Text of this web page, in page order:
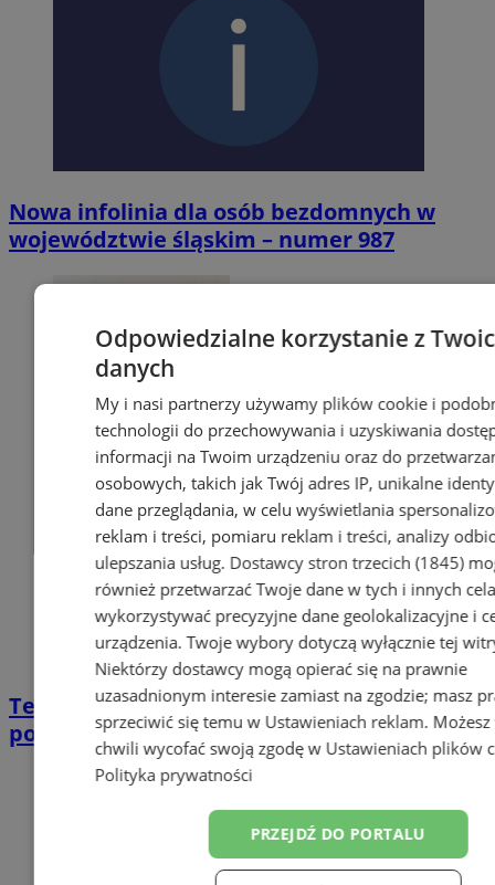
Nowa infolinia dla osób bezdomnych w
województwie śląskim – numer 987
Telefon Zaufania dla Dzieci i Młodzieży –
pomoc przez całą dobę
Odpowiedzialne korzystanie z
danych
My i nasi partnerzy używamy plików cookie i
technologii do przechowywania i uzyskiwania
informacji na Twoim urządzeniu oraz do
osobowych, takich jak Twój adres IP, unikalne
dane przeglądania, w celu wyświetlania
reklam i treści, pomiaru reklam i treści, analizy
ulepszania usług. Dostawcy stron trzecich (1845)
również przetwarzać Twoje dane w tych i innych
wykorzystywać precyzyjne dane geolokalizacyjne i
urządzenia. Twoje wybory dotyczą wyłącznie tej
Niektórzy dostawcy mogą opierać się na prawnie
uzasadnionym interesie zamiast na zgodzie; masz
sprzeciwić się temu w Ustawieniach reklam.
chwili wycofać swoją zgodę w Ustawieniach plików
Polityka prywatności
PRZEJDŹ DO PORTALU